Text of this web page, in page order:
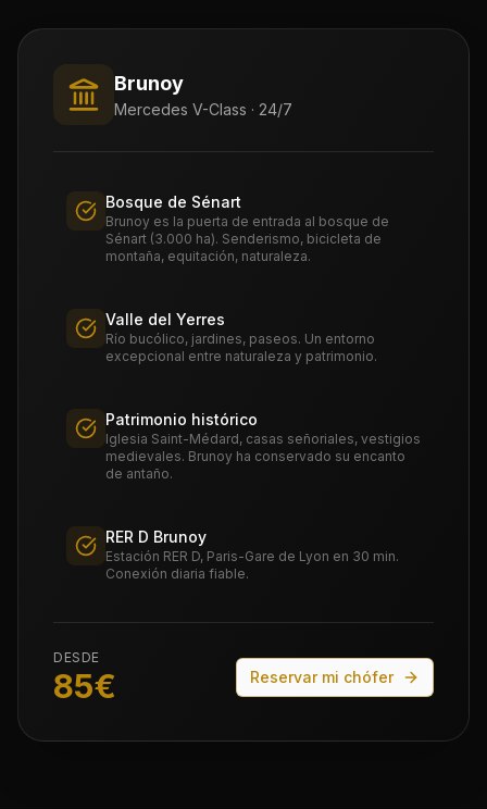
Brunoy
Mercedes V-Class · 24/7
Bosque de Sénart
Brunoy es la puerta de entrada al bosque de
Sénart (3.000 ha). Senderismo, bicicleta de
montaña, equitación, naturaleza.
Valle del Yerres
Río bucólico, jardines, paseos. Un entorno
excepcional entre naturaleza y patrimonio.
Patrimonio histórico
Iglesia Saint-Médard, casas señoriales, vestigios
medievales. Brunoy ha conservado su encanto
de antaño.
RER D Brunoy
Estación RER D, Paris-Gare de Lyon en 30 min.
Conexión diaria fiable.
DESDE
85€ Reservar mi chófer